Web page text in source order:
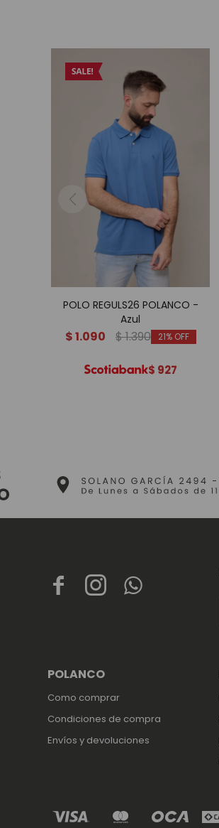
POLO REGULS26 POLANCO -
Azul
$1.090 $1.390 21
$ 927
  
POLANCO
Como comprar
Condiciones de compra
Envíos y devoluciones